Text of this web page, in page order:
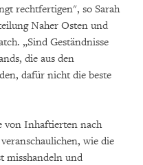
rechtfertigen", so Sarah
Naher Osten und
„Sind Geständnisse
die aus den
dafür nicht die beste
von Inhaftierten nach
wie die
misshandeln und